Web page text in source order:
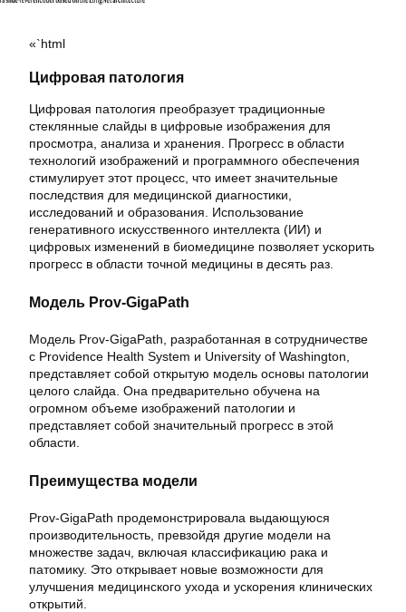
«`html
Цифровая патология
Цифровая патология преобразует традиционные
стеклянные слайды в цифровые изображения для
просмотра, анализа и хранения. Прогресс в области
технологий изображений и программного обеспечения
стимулирует этот процесс, что имеет значительные
последствия для медицинской диагностики,
исследований и образования. Использование
генеративного искусственного интеллекта (ИИ) и
цифровых изменений в биомедицине позволяет ускорить
прогресс в области точной медицины в десять раз.
Модель Prov-GigaPath
Модель Prov-GigaPath, разработанная в сотрудничестве
с Providence Health System и University of Washington,
представляет собой открытую модель основы патологии
целого слайда. Она предварительно обучена на
огромном объеме изображений патологии и
представляет собой значительный прогресс в этой
области.
Преимущества модели
Prov-GigaPath продемонстрировала выдающуюся
производительность, превзойдя другие модели на
множестве задач, включая классификацию рака и
патомику. Это открывает новые возможности для
улучшения медицинского ухода и ускорения клинических
открытий.